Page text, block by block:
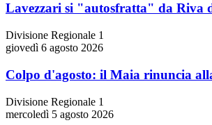
Lavezzari si "autosfratta" da Riva
Divisione Regionale 1
giovedì 6 agosto 2026
Colpo d'agosto: il Maia rinuncia
Divisione Regionale 1
mercoledì 5 agosto 2026